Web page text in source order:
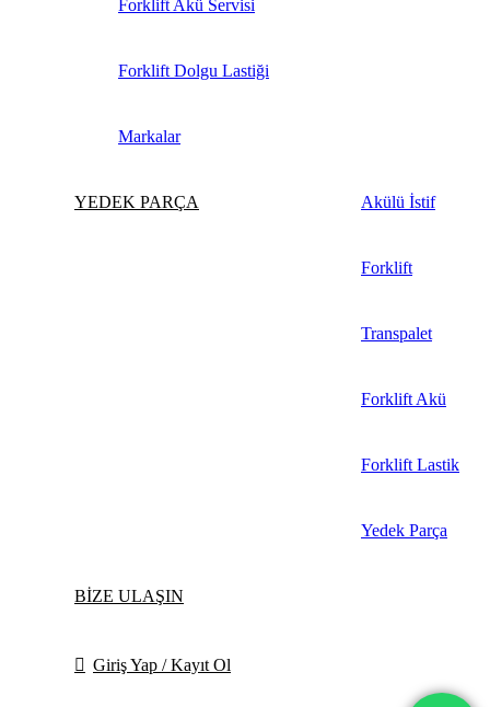
Forklift Akü Servisi
Forklift Dolgu Lastiği
Markalar
YEDEK PARÇA Akülü İstif
Forklift
Transpalet
Forklift Akü
Forklift Lastik
Yedek Parça
BİZE ULAŞIN
Giriş Yap / Kayıt Ol